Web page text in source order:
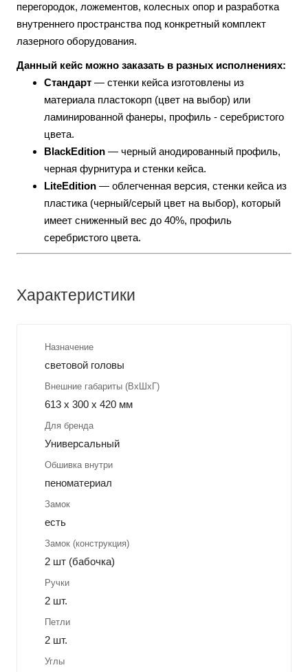
перегородок, ложементов, колесных опор и разработка
внутреннего пространства под конкретный комплект
лазерного оборудования.
Данный кейс можно заказать в разных исполнениях:
Стандарт — стенки кейса изготовлены из
материала пластокорп (цвет на выбор) или
ламинированной фанеры, профиль - серебристого
цвета.
BlackEdition — черный анодированный профиль,
черная фурнитура и стенки кейса.
LiteEdition — облегченная версия, стенки кейса из
пластика (черный/серый цвет на выбор), который
имеет сниженный вес до 40%, профиль
серебристого цвета.
Характеристики
Назначение
световой головы
Внешние габариты (ВхШхГ)
613 x 300 x 420 мм
Для бренда
Универсальный
Обшивка внутри
пеноматериал
Замок
есть
Замок (конструкция)
2 шт (бабочка)
Ручки
2 шт.
Петли
2 шт.
Углы